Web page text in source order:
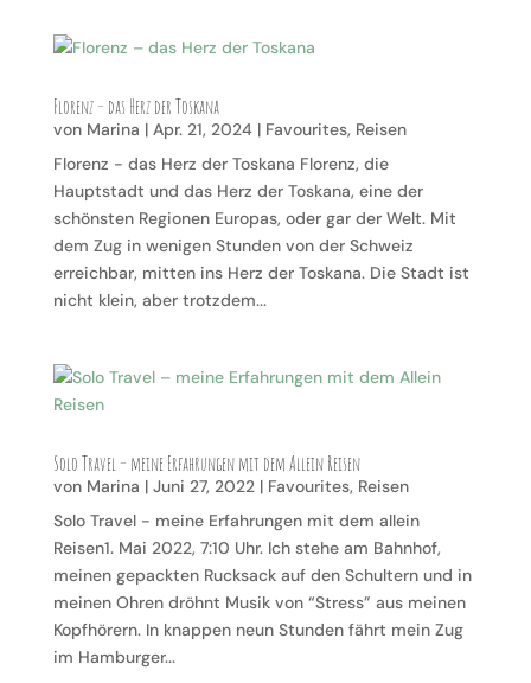
Florenz – das Herz der Toskana
von Marina | Apr. 21, 2024| Favourites, Reisen
Florenz - das Herz der Toskana Florenz, die
Hauptstadt und das Herz der Toskana, eine der
schönsten Regionen Europas, oder gar der Welt. Mit
dem Zug in wenigen Stunden von der Schweiz
erreichbar, mitten ins Herz der Toskana. Die Stadt ist
nicht klein, aber trotzdem...
Solo Travel – meine Erfahrungen mit dem Allein Reisen
von Marina | Juni 27, 2022| Favourites, Reisen
Solo Travel - meine Erfahrungen mit dem allein
Reisen1. Mai 2022, 7:10 Uhr. Ich stehe am Bahnhof,
meinen gepackten Rucksack auf den Schultern und in
meinen Ohren dröhnt Musik von “Stress” aus meinen
Kopfhörern. In knappen neun Stunden fährt mein Zug
im Hamburger...